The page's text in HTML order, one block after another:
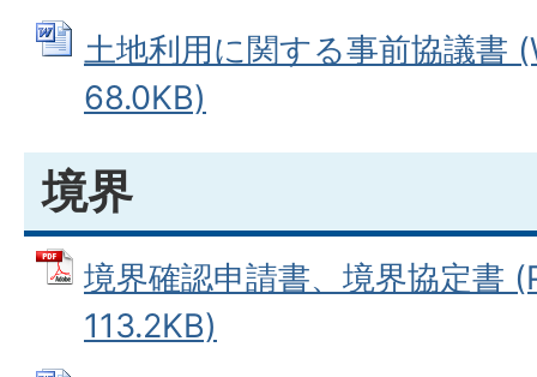
土地利用に関する事前協議書
68.0KB)
境界
境界確認申請書、境界協定書
113.2KB)